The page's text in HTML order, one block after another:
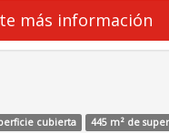
más información
cubierta
445 m² de